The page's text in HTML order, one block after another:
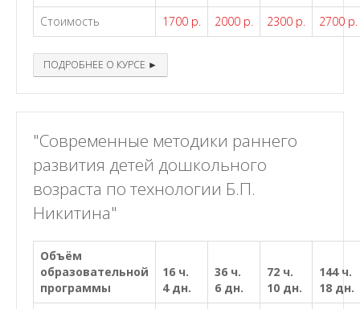
Стоимость
1700 р. 2000 р. 2300 р. 2700 р.
ПОДРОБНЕЕ О КУРСЕ ►
"Современные методики раннего
развития детей дошкольного
возраста по технологии Б.П.
Никитина"
Объём
образовательной
программы
16 ч.
4 дн.
36 ч.
6 дн.
72 ч.
10 дн.
144 ч.
18 дн.